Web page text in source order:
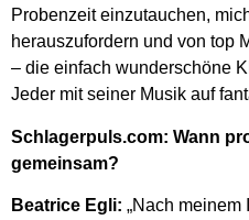
Probenzeit einzutauchen,
herauszufordern und von top
– die einfach wunderschöne
Jeder mit seiner Musik auf
Schlagerpuls.com: Wann
gemeinsam?
Beatrice Egli: „Nach meinem